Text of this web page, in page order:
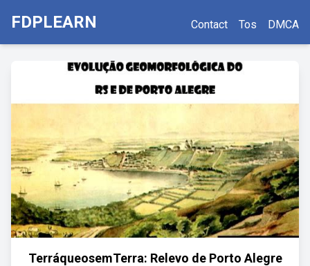
FDPLEARN Contact Tos DMCA
TerráqueosemTerra: Relevo de Porto Alegre